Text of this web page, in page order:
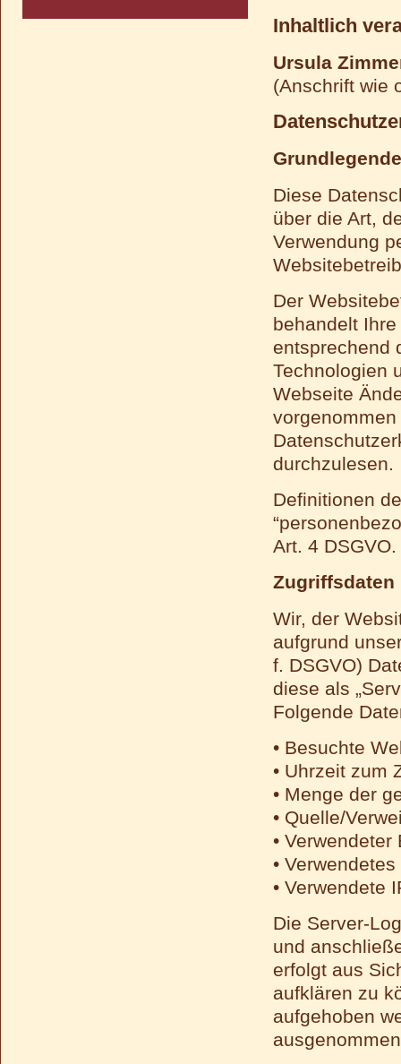
Inhaltlich
Ursula
(Anschrift wie
Diese
über die Art,
Verwendung
Der
behandelt
entsprechend
Technologien
Webseite
durchzulesen.
Definitionen
Art. 4 DSGVO.
Zugriffsdaten
Wir, der
aufgrund
f. DSGVO)
diese als
Folgende
• Besuchte
• Uhrzeit zum
• Menge der
• Quelle/
• Verwendeter
•
• Verwendete
Die Server-
und
erfolgt aus
aufklären zu
aufgehoben